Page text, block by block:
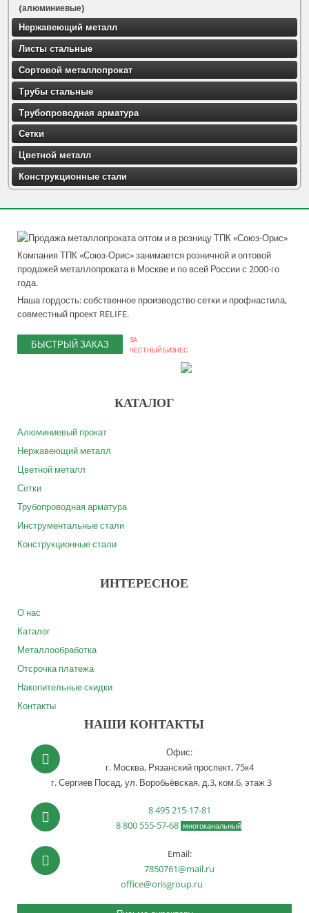
(алюминиевые)
Нержавеющий металл
Листы стальные
Сортовой металлопрокат
Трубы стальные
Трубопроводная арматура
Сетки
Цветной металл
Конструкционные стали
Компания ТПК «Союз-Орис» занимается розничной и оптовой
продажей металлопроката в Москве и по всей России с 2000-го
года.
Наша гордость: собственное производство сетки и профнастила,
совместный проект RELIFE.
БЫСТРЫЙ ЗАКАЗ
ЗА
ЧЕСТНЫЙ БИЗНЕС
КАТАЛОГ
Алюминиевый прокат
Нержавеющий металл
Цветной металл
Сетки
Трубопроводная арматура
Инструментальные стали
Конструкционные стали
ИНТЕРЕСНОЕ
О нас
Каталог
Металлообработка
Отсрочка платежа
Накопительные скидки
Контакты
НАШИ КОНТАКТЫ
Офис:
г. Москва, Рязанский проспект, 75к4
г. Сергиев Посад,ул. Воробьёвская, д.3, ком.6, этаж 3
8 495 215-17-81
8 800 555-57-68 многоканальный
Email:
7850761@mail.ru
office@orisgroup.ru